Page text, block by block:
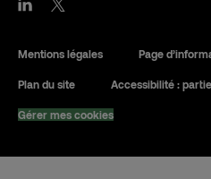
Mentions légales Page
Plan du site Accessibilité :
Gérer mes cookies